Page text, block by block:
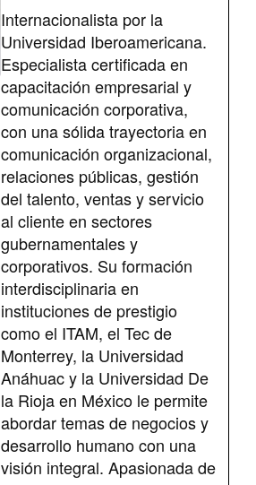
Internacionalista por la
Universidad Iberoamericana.
Especialista certificada en
capacitación empresarial y
comunicación corporativa,
con una sólida trayectoria en
comunicación organizacional,
relaciones públicas, gestión
del talento, ventas y servicio
al cliente en sectores
gubernamentales y
corporativos. Su formación
interdisciplinaria en
instituciones de prestigio
como el ITAM, el Tec de
Monterrey, la Universidad
Anáhuac y la Universidad De
la Rioja en México le permite
abordar temas de negocios y
desarrollo humano con una
visión integral. Apasionada de